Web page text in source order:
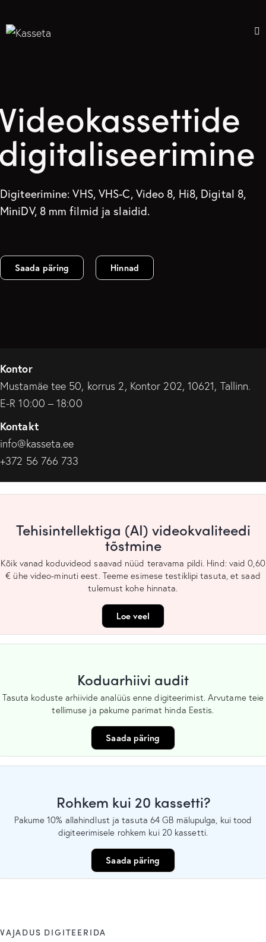
Digiteerimine: VHS, VHS-C, Video 8, Hi8, Digital 8,
MiniDV, 8 mm filmid ja slaidid.
Saada päring Hinnad
Kontor
Mustamäe tee 50, korrus 2, Kontor 202, 10621, Tallinn.
E-R 10:00 – 18:00
Kontakt
info@kasseta.ee
+372 56 766 733
Tehisintellektiga (AI) videokvaliteedi
tõstmine
Kõik vanad koduvideod saavad nüüd teravama pildi. Hind: vaid 0,60
€ ühe video-minuti eest. Teeme esimese testiklipi tasuta, et saad
tulemust kohe hinnata.
Loe veel
Koduarhiivi audit
Tasuta koduste arhiivide analüüs enne digiteerimist. Arvutame teie
tellimuse ja pakume parimat hinda Eestis.
Saada päring
Rohkem kui 20 kassetti?
Pakume 10% allahindlust ja tasuta 64 GB mälupulga, kui tood
digiteerimisele rohkem kui 20 kassetti.
Saada päring
VAJADUS DIGITEERIDA